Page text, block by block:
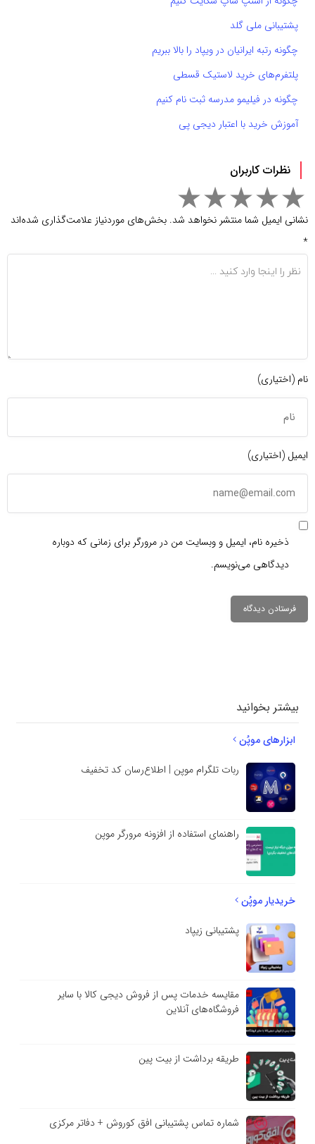
پشتیبانی ملی گلد
چگونه رتبه ایرانیان در ویپاد را بالا ببریم
پلتفرم‌های خرید لاستیک قسطی
چگونه در فیلیمو مدرسه ثبت نام کنیم
آموزش خرید با اعتبار دیجی پی
نظرات کاربران
نشانی ایمیل شما منتشر نخواهد شد. بخش‌های موردنیاز علامت‌گذاری شده‌اند
*
نام (اختیاری)
ایمیل (اختیاری)
ذخیره نام، ایمیل و وبسایت من در مرورگر برای زمانی که دوباره
دیدگاهی می‌نویسم.
بیشتر بخوانید
ابزارهای موپُن
ربات تلگرام موپن | اطلاع‌رسان کد تخفیف
راهنمای استفاده از افزونه مرورگر موپن
خریدیار موپُن
پشتیبانی زیپاد
مقایسه خدمات پس از فروش دیجی کالا با سایر
فروشگاه‌های آنلاین
طریقه برداشت از بیت پین
شماره تماس پشتیبانی افق کوروش + دفاتر مرکزی